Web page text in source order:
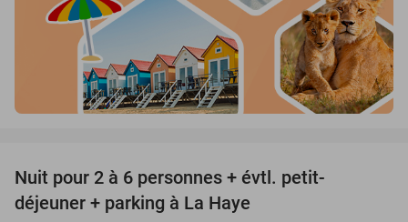
Nuit pour 2 à 6 personnes + évtl. petit-
déjeuner + parking à La Haye